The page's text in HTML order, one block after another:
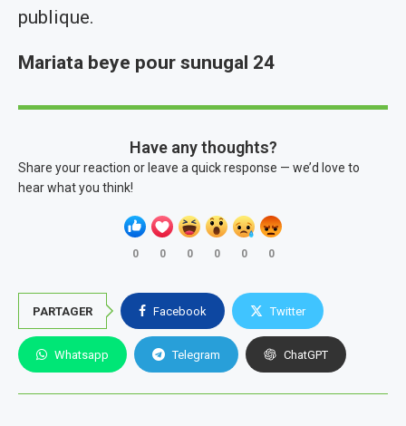
publique.
Mariata beye pour sunugal 24
Have any thoughts?
Share your reaction or leave a quick response — we’d love to
hear what you think!
0 0 0 0 0 0
PARTAGER Facebook Twitter
Whatsapp Telegram ChatGPT